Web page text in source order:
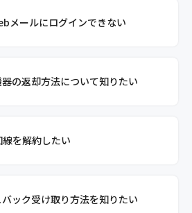
メールにログインできない
器の返却方法について知りたい
線を解約したい
ック受け取り方法を知りたい